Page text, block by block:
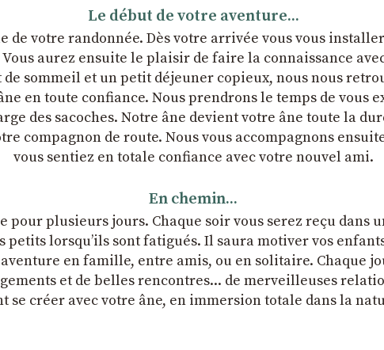
Le début de votre aventure...
de votre randonnée. Dès votre arrivée vous vous
aurez ensuite le plaisir de faire la connaissance
sommeil et un petit déjeuner copieux, nous nous
en toute confiance. Nous prendrons le temps de vous
des sacoches. Notre âne devient votre âne toute la
compagnon de route. Nous vous accompagnons
vous sentiez en totale confiance avec votre nouvel ami.
En chemin...
plusieurs jours. Chaque soir vous serez reçu dans
petits lorsqu’ils sont fatigués. Il saura motiver vos
en famille, entre amis, ou en solitaire. Chaque
et de belles rencontres... de merveilleuses
se créer avec votre âne, en immersion totale dans la